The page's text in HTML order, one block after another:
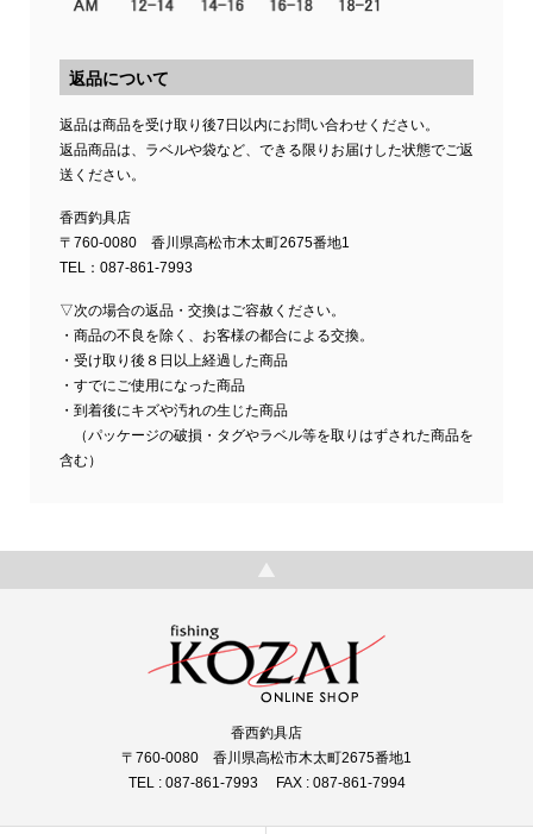
返品について
返品は商品を受け取り後7日以内にお問い合わせください。
返品商品は、ラベルや袋など、できる限りお届けした状態でご返
送ください。
香西釣具店
〒760-0080 香川県高松市木太町2675番地1
TEL：087-861-7993
▽次の場合の返品・交換はご容赦ください。
・商品の不良を除く、お客様の都合による交換。
・受け取り後８日以上経過した商品
・すでにご使用になった商品
・到着後にキズや汚れの生じた商品
（パッケージの破損・タグやラベル等を取りはずされた商品を
含む）
香西釣具店
〒760-0080 香川県高松市木太町2675番地1
TEL : 087-861-7993 FAX : 087-861-7994